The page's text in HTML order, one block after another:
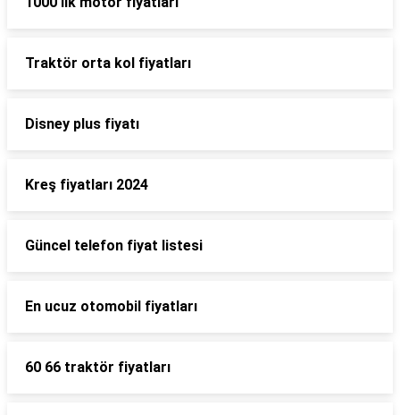
Traktör orta kol fiyatları
Disney plus fiyatı
Kreş fiyatları 2024
Güncel telefon fiyat listesi
En ucuz otomobil fiyatları
60 66 traktör fiyatları